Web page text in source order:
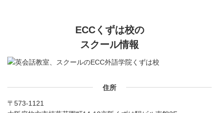
ECCくずは校の
スクール情報
住所
〒573-1121